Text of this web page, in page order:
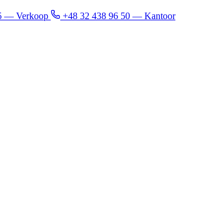
— Verkoop +48 32 438 96 50 — Kantoor